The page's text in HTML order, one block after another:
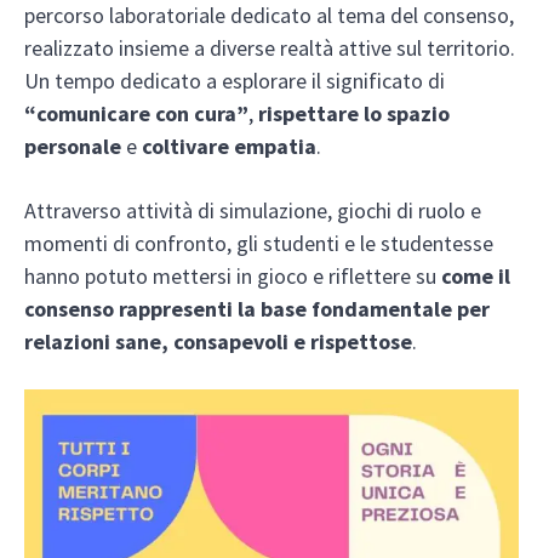
percorso laboratoriale dedicato al tema del consenso,
realizzato insieme a diverse realtà attive sul territorio.
Un tempo dedicato a esplorare il significato di
“comunicare con cura”, rispettare lo spazio
personale e coltivare empatia.
Attraverso attività di simulazione, giochi di ruolo e
momenti di confronto, gli studenti e le studentesse
hanno potuto mettersi in gioco e riflettere su come il
consenso rappresenti la base fondamentale per
relazioni sane, consapevoli e rispettose.